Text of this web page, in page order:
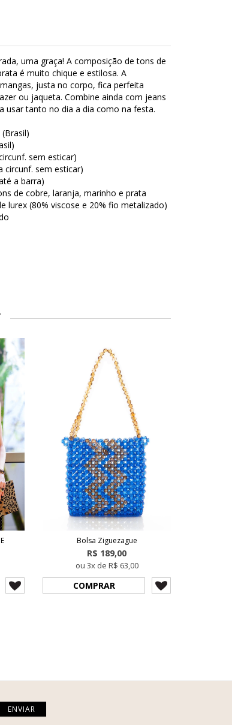
uma graça! A composição de tons de
é muito chique e estilosa. A
justa no corpo, fica perfeita
ou jaqueta. Combine ainda com jeans
usar tanto no dia a dia como na festa.
sem esticar)
circunf. sem esticar)
a barra)
de cobre, laranja, marinho e prata
lurex (80% viscose e 20% fio metalizado)
Bolsa Ziguezague
R$ 189,00
ou 3x de R$ 63,00
COMPRAR